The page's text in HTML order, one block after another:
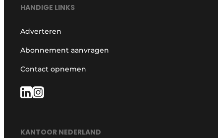
HANDIGE LINKS
Adverteren
Abonnement aanvragen
Contact opnemen
KANTOOR NEDERLAND